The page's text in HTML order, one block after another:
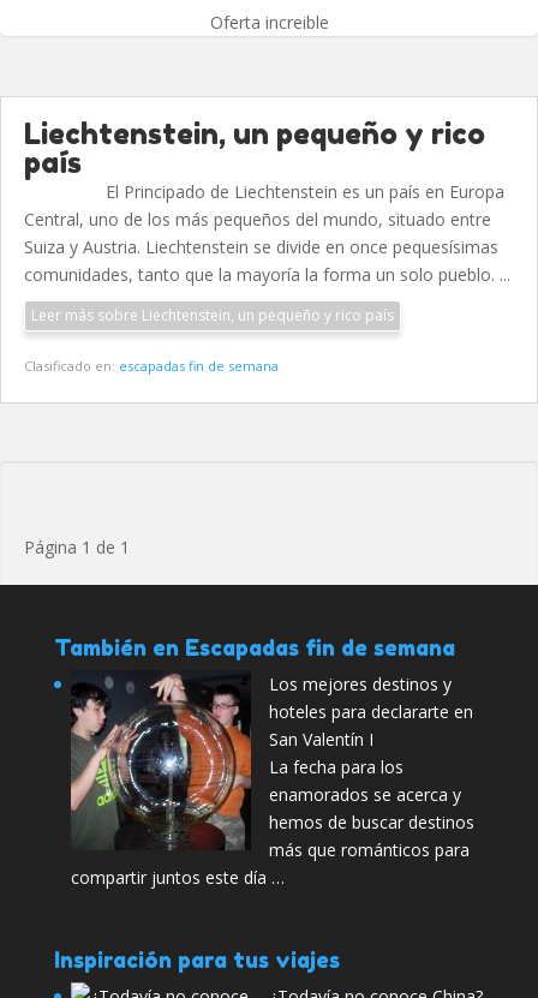
Oferta increible
Liechtenstein, un pequeño y rico
país
El Principado de Liechtenstein es un país en Europa
Central, uno de los más pequeños del mundo, situado entre
Suiza y Austria. Liechtenstein se divide en once pequesísimas
comunidades, tanto que la mayoría la forma un solo pueblo. ...
Leer más sobre Liechtenstein, un pequeño y rico país
Clasificado en: escapadas fin de semana
Página 1 de 1
También en Escapadas fin de semana
Los mejores destinos y
hoteles para declararte en
San Valentín I
La fecha para los
enamorados se acerca y
hemos de buscar destinos
más que románticos para
compartir juntos este día …
Inspiración para tus viajes